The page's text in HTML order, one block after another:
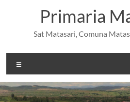
Primaria
Sat Matasari, Comuna